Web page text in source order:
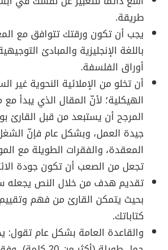
طريقة.
يجب أن تكون ورقتك تتوافق مع
باللغة الإنجليزية والمبادئ
أوراق الفلسفة.
أن تخلو من الإملائية النحوية غير
الهيكلية؛ لأنّ المقال الذي يبدأ
المرجح أن يستبعد من قبل القارئ
جيدة العمل، وبشكل عام فإنّ الشغل
المعقدة، والفقرات الطويلة مع
تجعل من الصعب أن تكون جودة
تقديم هدف من خلال النص يجعله
بحيث يتمكن القارئ من فهم
كتاباتك.
والقاعدة العامة بشكل عام تقول: